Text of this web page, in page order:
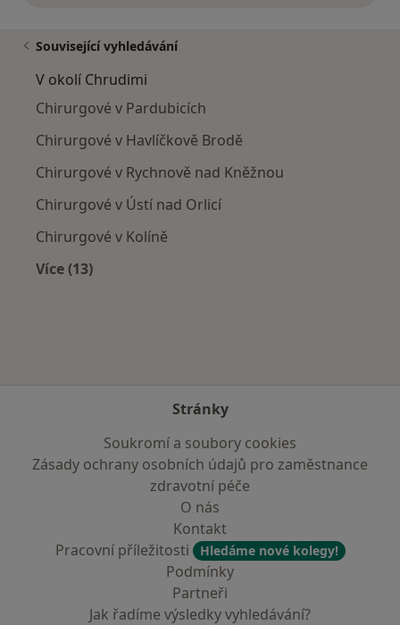
Související vyhledávání
V okolí Chrudimi
Chirurgové v Pardubicích
Chirurgové v Havlíčkově Brodě
Chirurgové v Rychnově nad Kněžnou
Chirurgové v Ústí nad Orlicí
Chirurgové v Kolíně
Více (13)
Stránky
Soukromí a soubory cookies
Zásady ochrany osobních údajů pro zaměstnance
zdravotní péče
O nás
Kontakt
Pracovní příležitosti
Hledáme nové kolegy!
Podmínky
Partneři
Jak řadíme výsledky vyhledávání?